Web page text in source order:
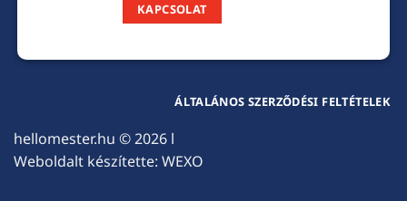
KAPCSOLAT
hellomester.hu © 2026 l
Weboldalt készítette: WEXO
ÁLTALÁNOS SZERZŐDÉSI FELTÉTELEK